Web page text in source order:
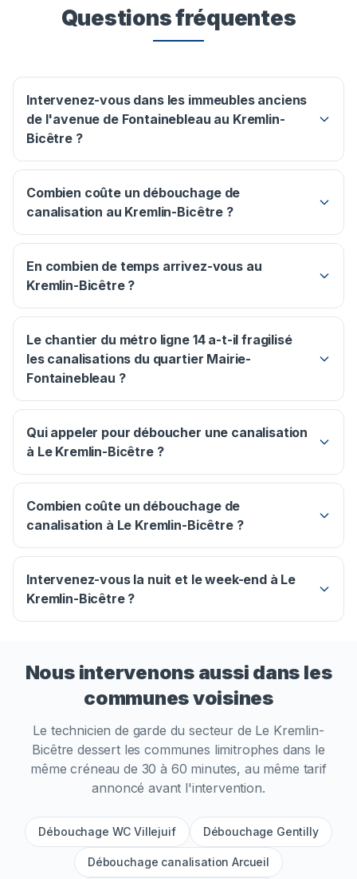
Questions fréquentes
Intervenez-vous dans les immeubles anciens
de l'avenue de Fontainebleau au Kremlin-
Bicêtre ?
Combien coûte un débouchage de
canalisation au Kremlin-Bicêtre ?
En combien de temps arrivez-vous au
Kremlin-Bicêtre ?
Le chantier du métro ligne 14 a-t-il fragilisé
les canalisations du quartier Mairie-
Fontainebleau ?
Qui appeler pour déboucher une canalisation
à Le Kremlin-Bicêtre ?
Combien coûte un débouchage de
canalisation à Le Kremlin-Bicêtre ?
Intervenez-vous la nuit et le week-end à Le
Kremlin-Bicêtre ?
Nous intervenons aussi dans les
communes voisines
Le technicien de garde du secteur de Le Kremlin-
Bicêtre dessert les communes limitrophes dans le
même créneau de 30 à 60 minutes, au même tarif
annoncé avant l'intervention.
Débouchage WC Villejuif Débouchage Gentilly
Débouchage canalisation Arcueil